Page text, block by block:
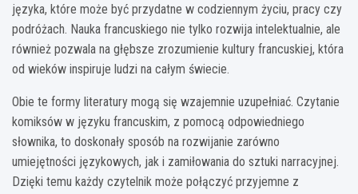
języka, które może być przydatne w codziennym życiu, pracy czy
podróżach. Nauka francuskiego nie tylko rozwija intelektualnie, ale
również pozwala na głębsze zrozumienie kultury francuskiej, która
od wieków inspiruje ludzi na całym świecie.
Obie te formy literatury mogą się wzajemnie uzupełniać. Czytanie
komiksów w języku francuskim, z pomocą odpowiedniego
słownika, to doskonały sposób na rozwijanie zarówno
umiejętności językowych, jak i zamiłowania do sztuki narracyjnej.
Dzięki temu każdy czytelnik może połączyć przyjemne z